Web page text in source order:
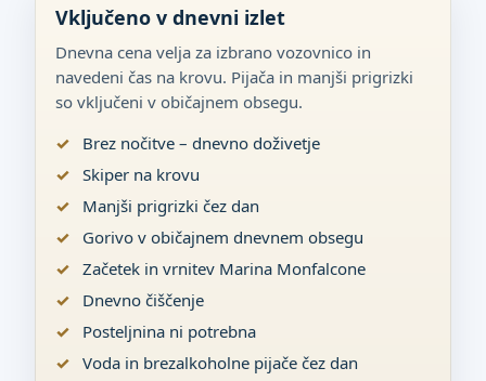
Vključeno v dnevni izlet
Dnevna cena velja za izbrano vozovnico in
navedeni čas na krovu. Pijača in manjši prigrizki
so vključeni v običajnem obsegu.
Brez nočitve – dnevno doživetje
Skiper na krovu
Manjši prigrizki čez dan
Gorivo v običajnem dnevnem obsegu
Začetek in vrnitev Marina Monfalcone
Dnevno čiščenje
Posteljnina ni potrebna
Voda in brezalkoholne pijače čez dan